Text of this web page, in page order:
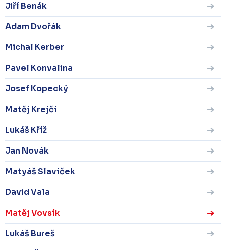
Jiří Benák
Adam Dvořák
Michal Kerber
Pavel Konvalina
Josef Kopecký
Matěj Krejčí
Lukáš Kříž
Jan Novák
Matyáš Slavíček
David Vala
Matěj Vovsík
Lukáš Bureš